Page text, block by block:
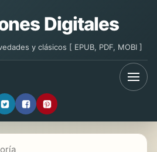
Digitales
y clásicos [ EPUB, PDF, MOBI ]